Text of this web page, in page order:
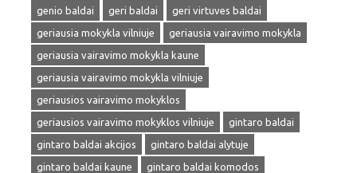
genio baldai
geri baldai
geri virtuves baldai
geriausia mokykla vilniuje
geriausia vairavimo mokykla
geriausia vairavimo mokykla kaune
geriausia vairavimo mokykla vilniuje
geriausios vairavimo mokyklos
geriausios vairavimo mokyklos vilniuje
gintaro baldai
gintaro baldai akcijos
gintaro baldai alytuje
gintaro baldai kaune
gintaro baldai komodos